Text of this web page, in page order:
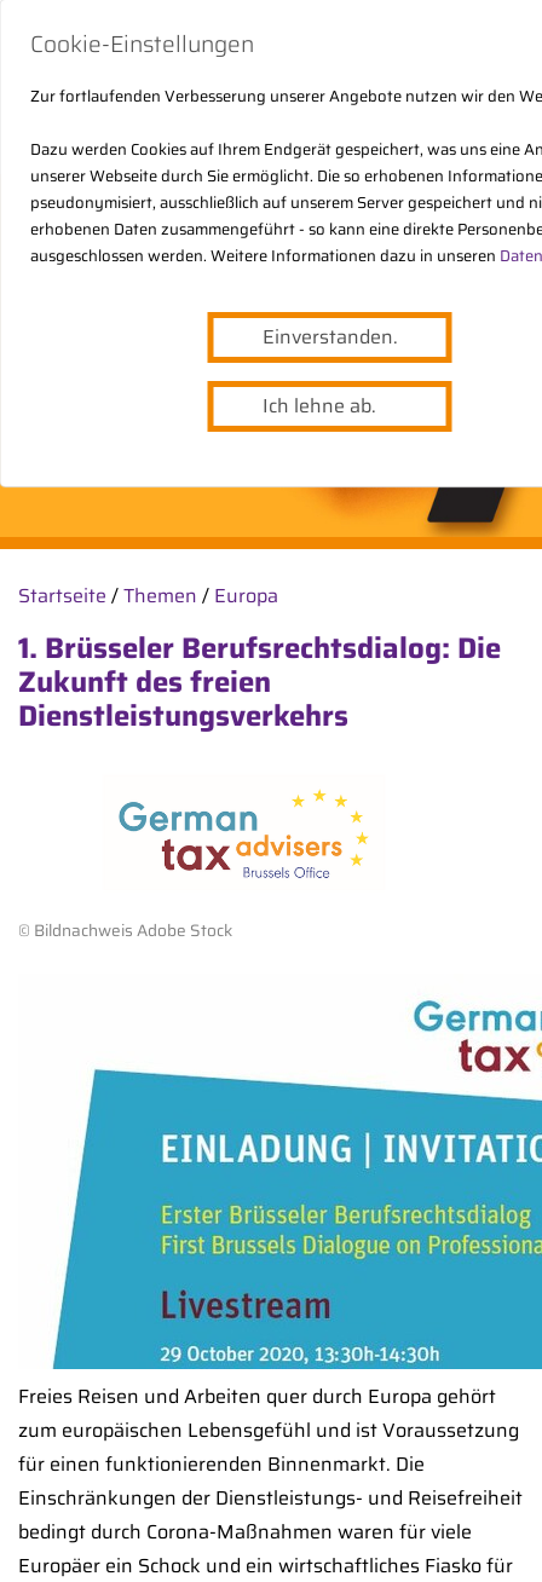
Cookie-Einstellungen
Zur fortlaufenden Verbesserung unserer Angebote nutzen wir den
Dazu werden Cookies auf Ihrem Endgerät gespeichert, was uns eine
unserer Webseite durch Sie ermöglicht. Die so erhobenen
pseudonymisiert, ausschließlich auf unserem Server gespeichert und
erhobenen Daten zusammengeführt - so kann eine direkte
ausgeschlossen werden. Weitere Informationen dazu in unseren
Einverstanden.
Ich lehne ab.
Startseite /Themen / Europa
1. Brüsseler Berufsrechtsdialog: Die
Zukunft des freien
Dienstleistungsverkehrs
© Bildnachweis Adobe Stock
Freies Reisen und Arbeiten quer durch Europa gehört
zum europäischen Lebensgefühl und ist Voraussetzung
für einen funktionierenden Binnenmarkt. Die
Einschränkungen der Dienstleistungs- und Reisefreiheit
bedingt durch Corona-Maßnahmen waren für viele
Europäer ein Schock und ein wirtschaftliches Fiasko für